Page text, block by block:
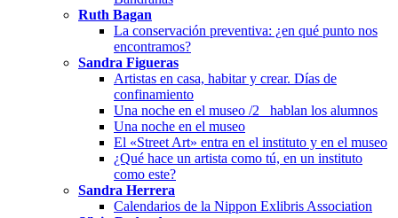
Ruth Bagan
La conservación preventiva: ¿en qué punto nos
encontramos?
Sandra Figueras
Artistas en casa, habitar y crear. Días de
confinamiento
Una noche en el museo /2_ hablan los alumnos
Una noche en el museo
El «Street Art» entra en el instituto y en el museo
¿Qué hace un artista como tú, en un instituto
como este?
Sandra Herrera
Calendarios de la Nippon Exlibris Association